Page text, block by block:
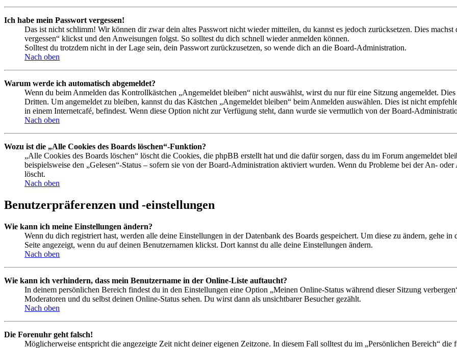
Ich habe mein Passwort vergessen!
Das ist nicht schlimm! Wir können dir zwar dein altes Passwort nicht wieder mitteilen, du kannst es jedoch zurücksetzen. Dies
vergessen“ klickst und den Anweisungen folgst. So solltest du dich schnell wieder anmelden können.
Solltest du trotzdem nicht in der Lage sein, dein Passwort zurückzusetzen, so wende dich an die Board-Administration.
Nach oben
Warum werde ich automatisch abgemeldet?
Wenn du beim Anmelden das Kontrollkästchen „Angemeldet bleiben“ nicht auswählst, wirst du nur für eine Sitzung angemeldet.
Dritten. Um angemeldet zu bleiben, kannst du das Kästchen „Angemeldet bleiben“ beim Anmelden auswählen. Dies ist nicht
in einem Internetcafé, befindest. Wenn diese Option nicht zur Verfügung steht, dann wurde sie vermutlich von der Board-
Nach oben
Wozu ist die „Alle Cookies des Boards löschen“-Funktion?
„Alle Cookies des Boards löschen“ löscht die Cookies, die phpBB erstellt hat und die dafür sorgen, dass du im Forum angemeldet
beispielsweise den „Gelesen“-Status – sofern sie von der Board-Administration aktiviert wurden. Wenn du Probleme bei der An-
löscht.
Nach oben
Benutzerpräferenzen und -einstellungen
Wie kann ich meine Einstellungen ändern?
Wenn du dich registriert hast, werden alle deine Einstellungen in der Datenbank des Boards gespeichert. Um diese zu ändern, gehe
Seite angezeigt, wenn du auf deinen Benutzernamen klickst. Dort kannst du alle deine Einstellungen ändern.
Nach oben
Wie kann ich verhindern, dass mein Benutzername in der Online-Liste auftaucht?
In deinem persönlichen Bereich findest du in den Einstellungen eine Option „Meinen Online-Status während dieser Sitzung
Moderatoren und du selbst deinen Online-Status sehen. Du wirst dann als unsichtbarer Besucher gezählt.
Nach oben
Die Forenuhr geht falsch!
Möglicherweise entspricht die angezeigte Zeit nicht deiner eigenen Zeitzone. In diesem Fall solltest du im „Persönlichen Bereich“